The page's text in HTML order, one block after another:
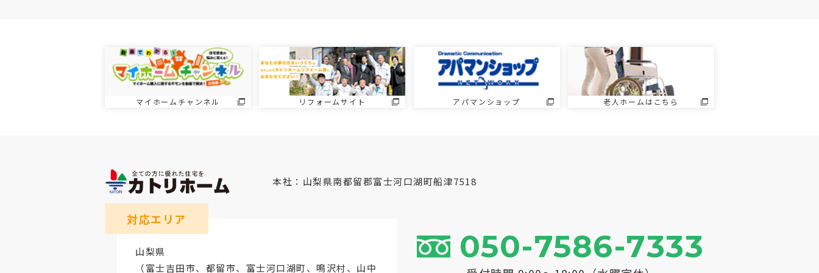
マイホームチャンネル リフォームサイト アパマンショップ 老人ホームはこちら
本社：山梨県南都留郡富士河口湖町船津7518
050-7586-7333
対応エリア
山梨県
（富士吉田市、 都留市、 富士河口湖町、鳴沢村、山中